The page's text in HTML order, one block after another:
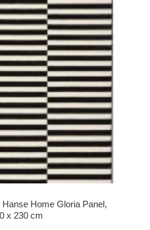
Home Gloria Panel,
x 230 cm